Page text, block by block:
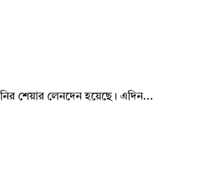
শেয়ার লেনদেন হয়েছে। এদিন...